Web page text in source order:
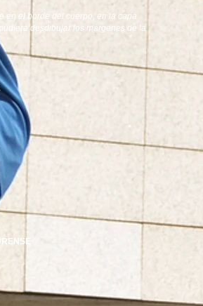
en el borde del cuerpo, en la capa
desdibujar los márgenes de la